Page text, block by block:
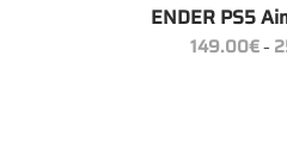
ENDER PS5
149.00€–